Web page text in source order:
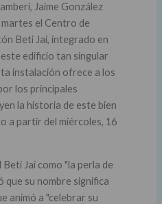
Jaime González
el Centro de
Beti Jai, integrado en
edificio tan singular
instalación ofrece a los
los principales
la historia de este bien
a partir del miércoles, 16
Jai como "la perla de
su nombre significa
animó a "celebrar su